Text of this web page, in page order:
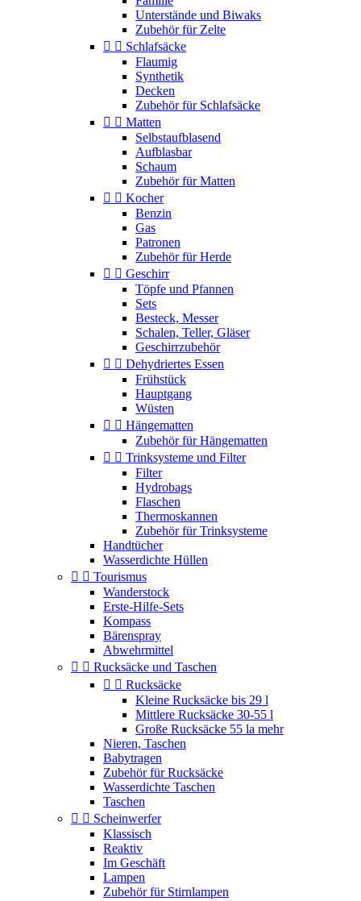
Unterstände und Biwaks
Zubehör für Zelte
  Schlafsäcke
Flaumig
Synthetik
Decken
Zubehör für Schlafsäcke
  Matten
Selbstaufblasend
Aufblasbar
Schaum
Zubehör für Matten
  Kocher
Benzin
Gas
Patronen
Zubehör für Herde
  Geschirr
Töpfe und Pfannen
Sets
Besteck, Messer
Schalen, Teller, Gläser
Geschirrzubehör
  Dehydriertes Essen
Frühstück
Hauptgang
Wüsten
  Hängematten
Zubehör für Hängematten
  Trinksysteme und Filter
Filter
Hydrobags
Flaschen
Thermoskannen
Zubehör für Trinksysteme
Handtücher
Wasserdichte Hüllen
  Tourismus
Wanderstock
Erste-Hilfe-Sets
Kompass
Bärenspray
Abwehrmittel
  Rucksäcke und Taschen
  Rucksäcke
Kleine Rucksäcke bis 29 l
Mittlere Rucksäcke 30-55 l
Große Rucksäcke 55 la mehr
Nieren, Taschen
Babytragen
Zubehör für Rucksäcke
Wasserdichte Taschen
Taschen
  Scheinwerfer
Klassisch
Reaktiv
Im Geschäft
Lampen
Zubehör für Stirnlampen